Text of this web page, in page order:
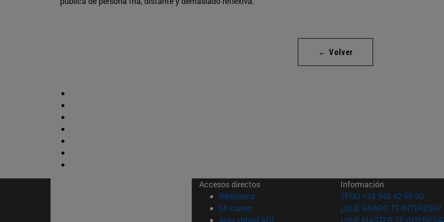
← Volver
Accesos directos
Biblioteca (abre en nueva ventana)
Mi correo(abre en nueva ventana)
Aula virtual ADI (abre en nueva ventana)
Información
TFNO +34 948 42 56 00
¿QUÉ GRADO TE INTERESA?
¿QUÉ MÁSTER TE